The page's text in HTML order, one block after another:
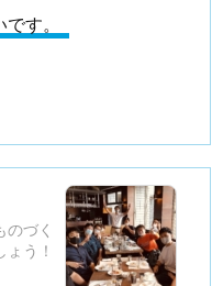
す。
づく
う！